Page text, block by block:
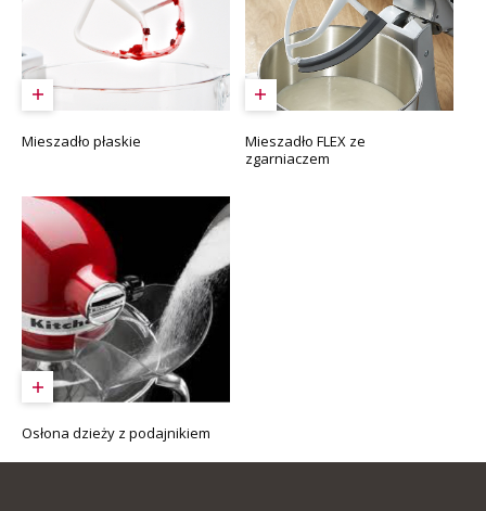
Mieszadło płaskie
Mieszadło FLEX ze
zgarniaczem
Osłona dzieży z podajnikiem